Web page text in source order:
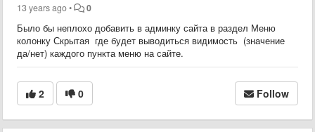
13 years ago• 0
Было бы неплохо добавить в админку сайта в раздел Меню
колонку Скрытая где будет выводиться видимость (значение
да/нет) каждого пункта меню на сайте.
2 0 Follow